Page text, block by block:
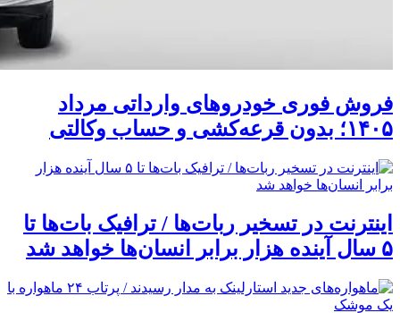
فروش فوری خودروهای وارداتی مرداد
۱۴۰۵؛ بدون قرعه‌کشی و حساب وکالتی
اینترنت در تسخیر ربات‌ها / ترافیک بات‌ها تا
۵ سال آینده هزار برابر انسان‌ها خواهد شد